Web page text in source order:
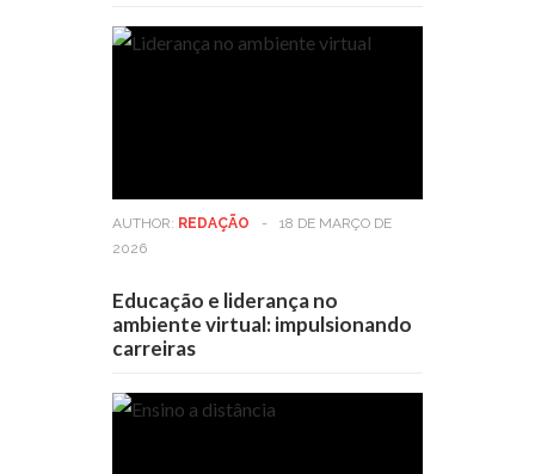
AUTHOR: REDAÇÃO -
18 DE MARÇO DE
2026
Educação e liderança no
ambiente virtual: impulsionando
carreiras